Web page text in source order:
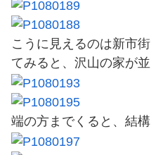
こうに見えるのは新市
てみると、沢山の家が
端の方までくると、結